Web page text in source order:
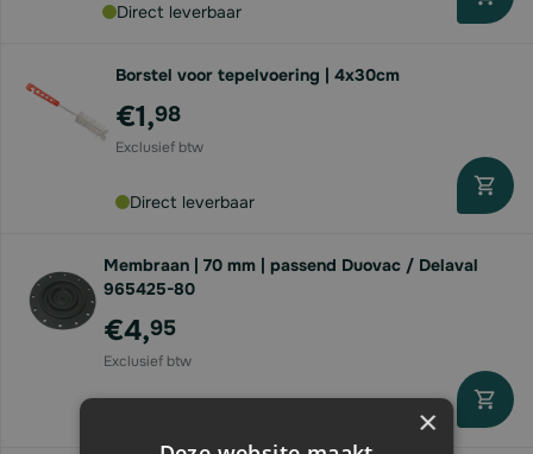
Direct leverbaar
Borstel voor tepelvoering | 4x30cm
€1,98
Direct leverbaar
Membraan | 70 mm | passend Duovac / Delaval
965425-80
€4,95
×